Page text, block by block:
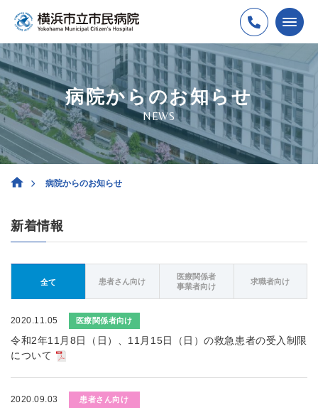
病院からのお知らせ
NEWS
病院からのお知らせ
新着情報
全て 患者さん向け
医療関係者
事業者向け
求職者向け
2020.11.05 医療関係者向け
令和2年11月8日（日）、11月15日（日）の救急患者の受入制限
について
2020.09.03 患者さん向け